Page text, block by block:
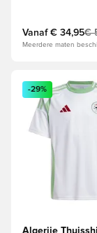
Vanaf € 34,95€
Meerdere maten
Opent een
-29%
Algerije